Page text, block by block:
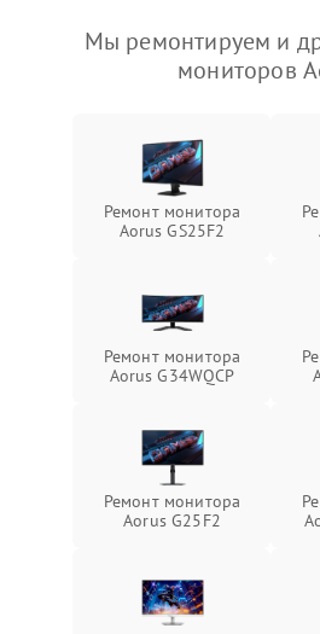
Мы ремонтируем и
мониторов
Ремонт монитора
Aorus GS25F2
Ремонт монитора
Aorus G34WQCP
Ремонт монитора
Aorus G25F2